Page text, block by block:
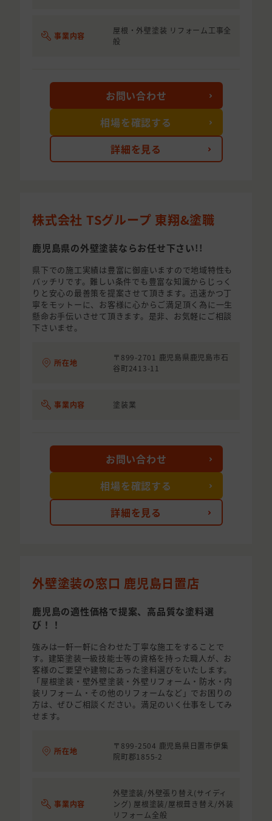
事業内容
屋根・外壁塗装 リフォーム工事全
般
詳細を見る
お問い合わせ
相場を確認する
株式会社 TSグループ 東翔&塗職
鹿児島県の外壁塗装ならお任せ下さい!!
県下での施工実績は豊富に御座いますので地域特性も
バッチリです。難しい条件でも豊富な知識からじっく
りと安心の最善策を提案させて頂きます。迅速かつ丁
寧をモットーに、お客様に心からご満足頂く為に一生
懸命お手伝いさせて頂きます。是非、お気軽にご相談
下さいませ。
所在地
〒899-2701 鹿児島県鹿児島市石
谷町2413-11
事業内容 塗装業
詳細を見る
お問い合わせ
相場を確認する
外壁塗装の窓口 鹿児島日置店
鹿児島の適性価格で提案、高品質な塗料選
び！！
強みは一軒一軒に合わせた丁寧な施工をすることで
す。建築塗装一級技能士等の資格を持った職人が、お
客様のご要望や建物にあった塗料選びをいたします。
「屋根塗装・壁外壁塗装・外壁リフォーム・防水・内
装リフォーム・その他のリフォームなど」でお困りの
方は、ぜひご相談ください。満足のいく仕事をしてみ
せます。
所在地
〒899-2504 鹿児島県日置市伊集
院町郡1855-2
事業内容
外壁塗装/外壁張り替え(サイディ
ング) 屋根塗装/屋根葺き替え/外装
リフォーム全般